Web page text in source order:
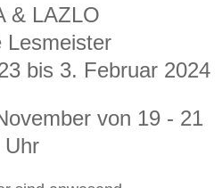
& LAZLO
Lesmeister
bis 3. Februar 2024
von 19 - 21
Uhr